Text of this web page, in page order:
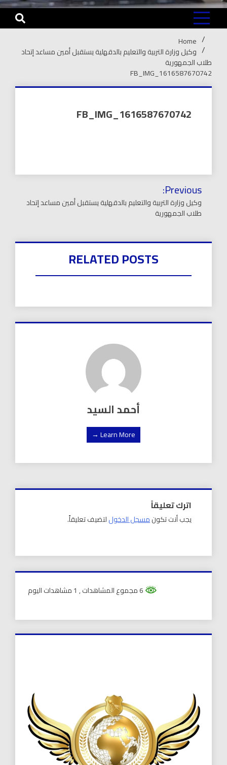
Home
وكيل وزارة التربية والتعليم بالدقهلية يستقبل أمين مساعد إتحاد
طلاب الجمهورية
FB_IMG_1616587670742
FB_IMG_1616587670742
تصفّح
المقالات
Previous:
وكيل وزارة التربية والتعليم بالدقهلية يستقبل أمين مساعد إتحاد
طلاب الجمهورية
RELATED POSTS
أحمد السيد
Learn More →
اترك تعليقاً
يجب أنت تكونمسجل الدخوللتضيف تعليقاً.
, 1 مشاهدات اليوم